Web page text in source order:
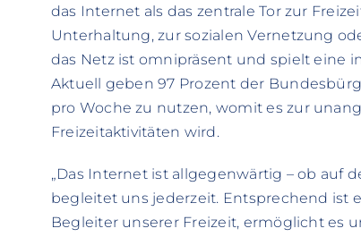
das Internet als das zentrale Tor zur
Unterhaltung, zur sozialen Vernetzung
das Netz ist omnipräsent und spielt eine
Aktuell geben 97 Prozent der
pro Woche zu nutzen, womit es zur
Freizeitaktivitäten wird.
„Das Internet ist allgegenwärtig – ob auf
begleitet uns jederzeit. Entsprechend ist
Begleiter unserer Freizeit, ermöglicht es